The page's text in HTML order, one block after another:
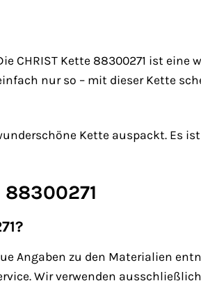
CHRIST Kette 88300271 ist eine
nur so – mit dieser Kette
Kette auspackt. Es
88300271
Angaben zu den Materialien
Wir verwenden